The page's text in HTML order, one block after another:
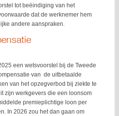
tot beëindiging van het
dat de werknemer hem
andere aanspraken.
een wetsvoorstel bij de Tweede
van de uitbetaalde
van het opzegverbod bij ziekte te
zijn werkgevers die een loonsom
premieplichtige loon per
In 2026 zou het dan gaan om